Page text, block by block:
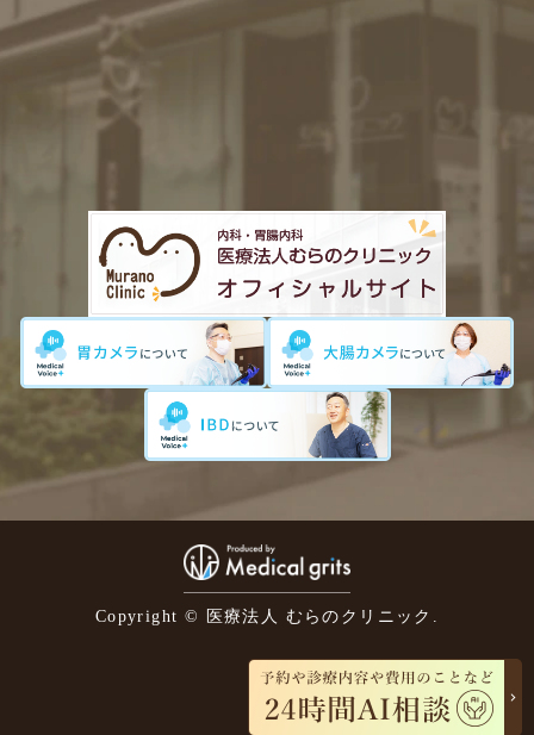
Copyright © 医療法人 むらのクリニック.